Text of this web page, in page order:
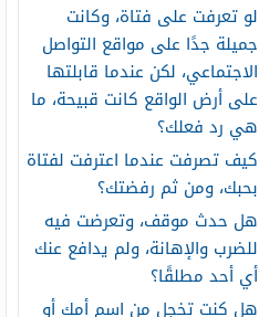
لو تعرفت على فتاة، وكانت
جميلة جدًا على مواقع التواصل
الاجتماعي، لكن عندما قابلتها
على أرض الواقع كانت قبيحة، ما
هي رد فعلك؟
كيف تصرفت عندما اعترفت لفتاة
بحبك، ومن ثم رفضتك؟
هل حدث موقف، وتعرضت فيه
للضرب والإهانة، ولم يدافع عنك
أي أحد مطلقًا؟
هل كنت تخجل من اسم أمك أو